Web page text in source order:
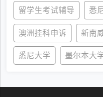
留学生考试辅导 悉
澳洲挂科申诉 新南
悉尼大学 墨尔本大